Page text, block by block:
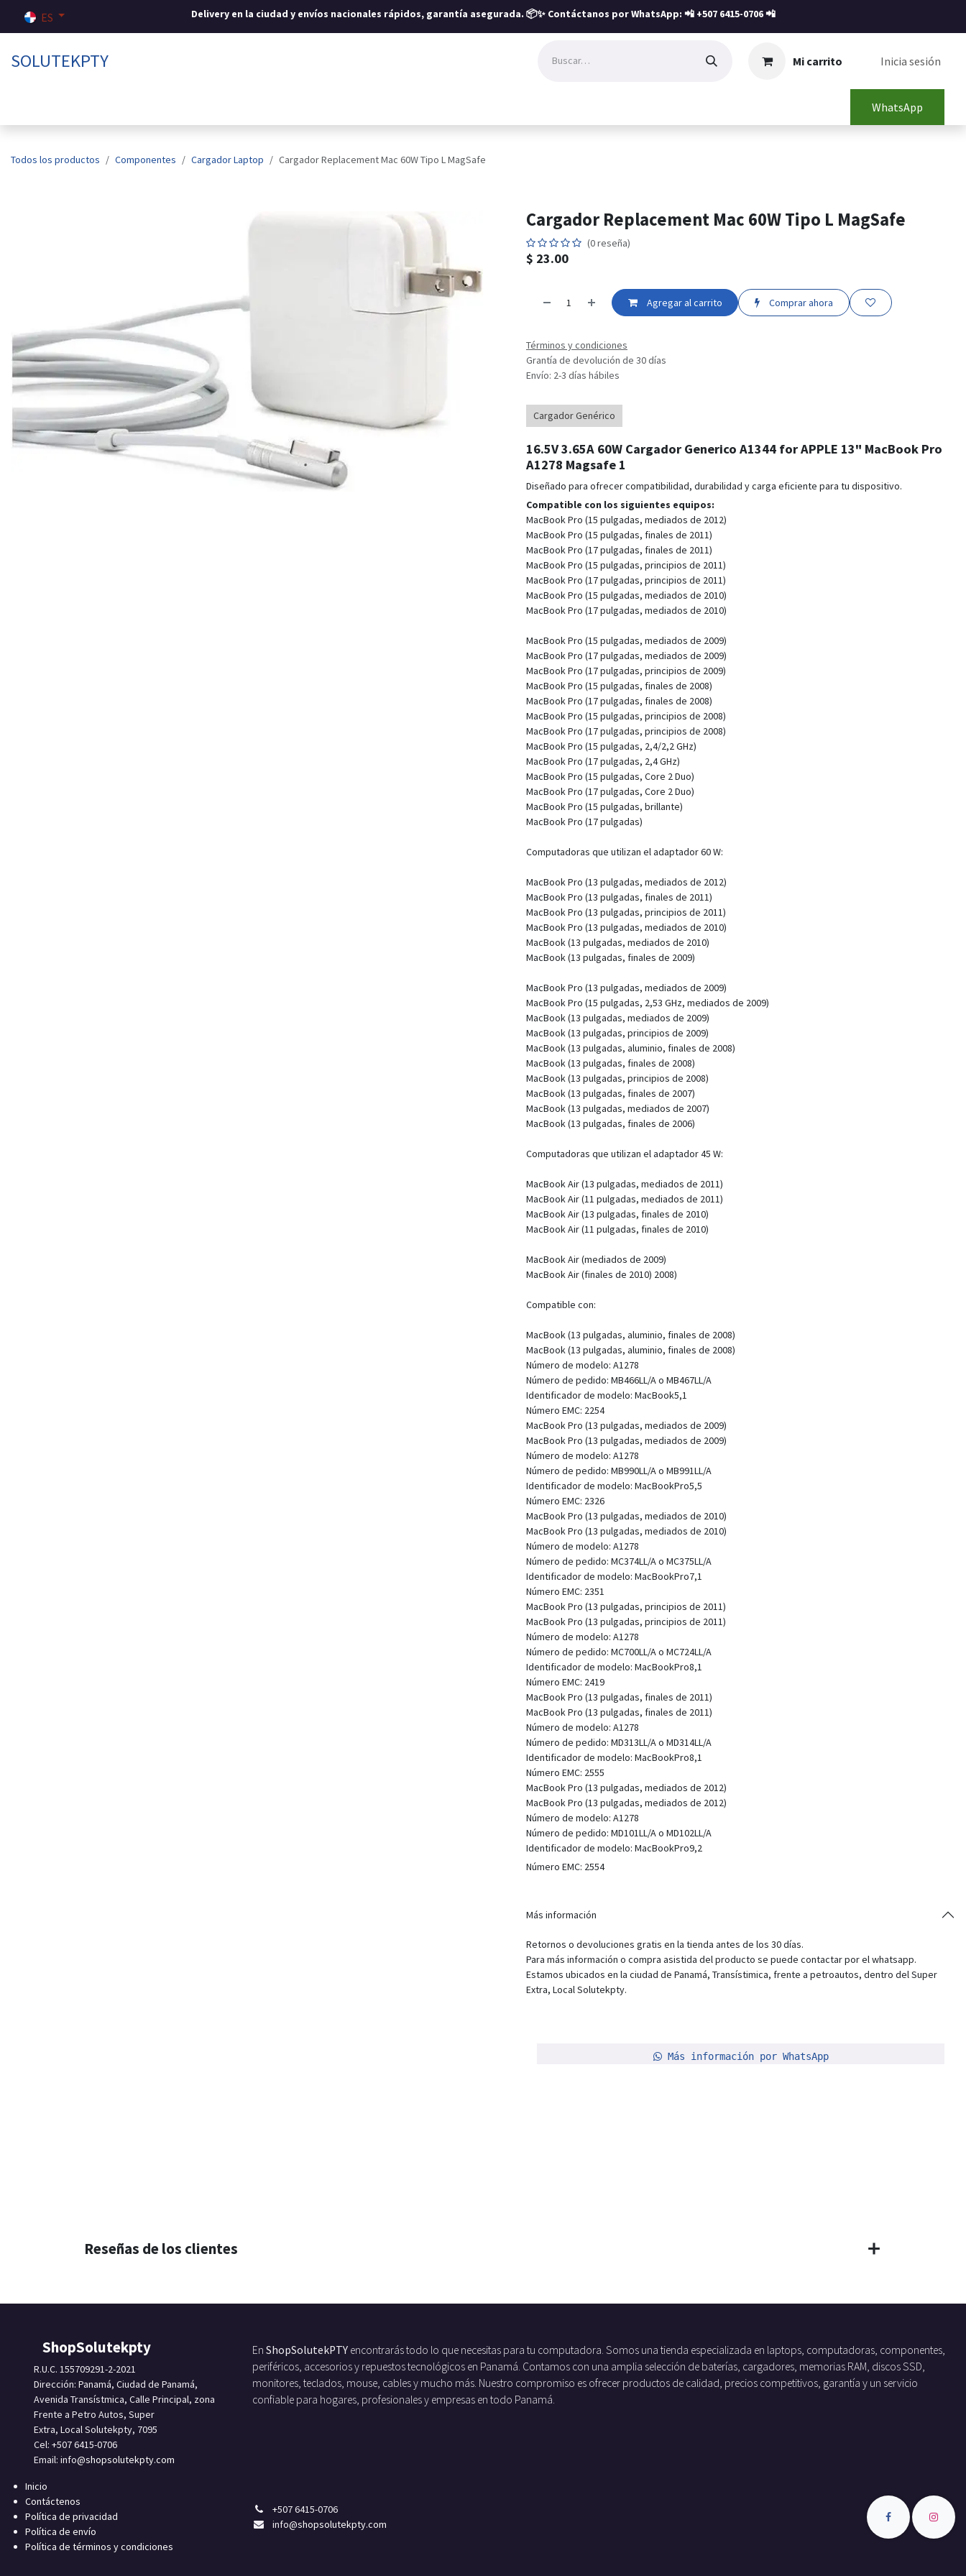
ES Delivery en la ciudad y envíos nacionales rápidos, garantía asegurada. 📦✨ Contáctanos por WhatsApp: 📲 +507 6415-0706📲
SOLUTEKPTY Mi carrito Inicia sesión
WhatsApp
Todos los productos Componentes Cargador Laptop Cargador Replacement Mac 60W Tipo L MagSafe
Cargador Replacement Mac 60W Tipo L MagSafe
(0 reseña)
$ 23.00
Agregar al carrito Comprar ahora
Términos y condiciones
Grantía de devolución de 30 días
Envío: 2-3 días hábiles
Cargador Genérico
16.5V 3.65A 60W Cargador Generico A1344 for APPLE 13" MacBook Pro
A1278 Magsafe 1
Diseñado para ofrecer compatibilidad, durabilidad y carga eficiente para tu dispositivo.
Compatible con los siguientes equipos:
MacBook Pro (15 pulgadas, mediados de 2012)
MacBook Pro (15 pulgadas, finales de 2011)
MacBook Pro (17 pulgadas, finales de 2011)
MacBook Pro (15 pulgadas, principios de 2011)
MacBook Pro (17 pulgadas, principios de 2011)
MacBook Pro (15 pulgadas, mediados de 2010)
MacBook Pro (17 pulgadas, mediados de 2010)
MacBook Pro (15 pulgadas, mediados de 2009)
MacBook Pro (17 pulgadas, mediados de 2009)
MacBook Pro (17 pulgadas, principios de 2009)
MacBook Pro (15 pulgadas, finales de 2008)
MacBook Pro (17 pulgadas, finales de 2008)
MacBook Pro (15 pulgadas, principios de 2008)
MacBook Pro (17 pulgadas, principios de 2008)
MacBook Pro (15 pulgadas, 2,4/2,2 GHz)
MacBook Pro (17 pulgadas, 2,4 GHz)
MacBook Pro (15 pulgadas, Core 2 Duo)
MacBook Pro (17 pulgadas, Core 2 Duo)
MacBook Pro (15 pulgadas, brillante)
MacBook Pro (17 pulgadas)
Computadoras que utilizan el adaptador 60 W:
MacBook Pro (13 pulgadas, mediados de 2012)
MacBook Pro (13 pulgadas, finales de 2011)
MacBook Pro (13 pulgadas, principios de 2011)
MacBook Pro (13 pulgadas, mediados de 2010)
MacBook (13 pulgadas, mediados de 2010)
MacBook (13 pulgadas, finales de 2009)
MacBook Pro (13 pulgadas, mediados de 2009)
MacBook Pro (15 pulgadas, 2,53 GHz, mediados de 2009)
MacBook (13 pulgadas, mediados de 2009)
MacBook (13 pulgadas, principios de 2009)
MacBook (13 pulgadas, aluminio, finales de 2008)
MacBook (13 pulgadas, finales de 2008)
MacBook (13 pulgadas, principios de 2008)
MacBook (13 pulgadas, finales de 2007)
MacBook (13 pulgadas, mediados de 2007)
MacBook (13 pulgadas, finales de 2006)
Computadoras que utilizan el adaptador 45 W:
MacBook Air (13 pulgadas, mediados de 2011)
MacBook Air (11 pulgadas, mediados de 2011)
MacBook Air (13 pulgadas, finales de 2010)
MacBook Air (11 pulgadas, finales de 2010)
MacBook Air (mediados de 2009)
MacBook Air (finales de 2010) 2008)
Compatible con:
MacBook (13 pulgadas, aluminio, finales de 2008)
MacBook (13 pulgadas, aluminio, finales de 2008)
Número de modelo: A1278
Número de pedido: MB466LL/A o MB467LL/A
Identificador de modelo: MacBook5,1
Número EMC: 2254
MacBook Pro (13 pulgadas, mediados de 2009)
MacBook Pro (13 pulgadas, mediados de 2009)
Número de modelo: A1278
Número de pedido: MB990LL/A o MB991LL/A
Identificador de modelo: MacBookPro5,5
Número EMC: 2326
MacBook Pro (13 pulgadas, mediados de 2010)
MacBook Pro (13 pulgadas, mediados de 2010)
Número de modelo: A1278
Número de pedido: MC374LL/A o MC375LL/A
Identificador de modelo: MacBookPro7,1
Número EMC: 2351
MacBook Pro (13 pulgadas, principios de 2011)
MacBook Pro (13 pulgadas, principios de 2011)
Número de modelo: A1278
Número de pedido: MC700LL/A o MC724LL/A
Identificador de modelo: MacBookPro8,1
Número EMC: 2419
MacBook Pro (13 pulgadas, finales de 2011)
MacBook Pro (13 pulgadas, finales de 2011)
Número de modelo: A1278
Número de pedido: MD313LL/A o MD314LL/A
Identificador de modelo: MacBookPro8,1
Número EMC: 2555
MacBook Pro (13 pulgadas, mediados de 2012)
MacBook Pro (13 pulgadas, mediados de 2012)
Número de modelo: A1278
Número de pedido: MD101LL/A o MD102LL/A
Identificador de modelo: MacBookPro9,2
Número EMC: 2554
Más información
Retornos o devoluciones gratis en la tienda antes de los 30 días.
Para más información o compra asistida del producto se puede contactar por el whatsapp.
Estamos ubicados en la ciudad de Panamá, Transístimica, frente a petroautos, dentro del Super
Extra, Local Solutekpty.
Más información por WhatsApp
Reseñas de los clientes
ShopSolutekpty
R.U.C. 155709291-2-2021
Dirección: Panamá, Ciudad de Panamá,
Avenida Transístmica, Calle Principal, zona
Frente a Petro Autos, Super
Extra, Local Solutekpty, 7095
Cel: +507 6415-0706
Email: info@shopsolutekpty.com
En ShopSolutekPTY encontrarás todo lo que necesitas para tu computadora. Somos una tienda especializada en laptops, computadoras, componentes,
periféricos, accesorios y repuestos tecnológicos en Panamá. Contamos con una amplia selección de baterías, cargadores, memorias RAM, discos SSD,
monitores, teclados, mouse, cables y mucho más. Nuestro compromiso es ofrecer productos de calidad, precios competitivos, garantía y un servicio
confiable para hogares, profesionales y empresas en todo Panamá.
Inicio
Contáctenos
Política de privacidad
Política de envío
Política de términos y condiciones
+507 6415-0706
info@shopsolutekpty.com